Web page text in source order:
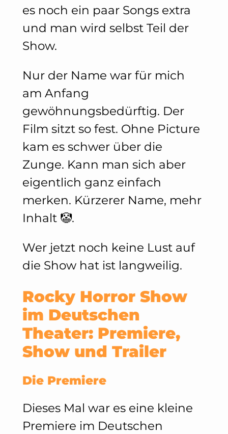
es noch ein paar Songs extra
und man wird selbst Teil der
Show.
Nur der Name war für mich
am Anfang
gewöhnungsbedürftig. Der
Film sitzt so fest. Ohne Picture
kam es schwer über die
Zunge. Kann man sich aber
eigentlich ganz einfach
merken. Kürzerer Name, mehr
Inhalt 🤡.
Wer jetzt noch keine Lust auf
die Show hat ist langweilig.
Rocky Horror Show
im Deutschen
Theater: Premiere,
Show und Trailer
Die Premiere
Dieses Mal war es eine kleine
Premiere im Deutschen